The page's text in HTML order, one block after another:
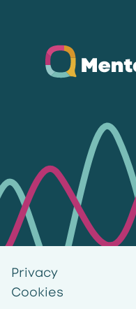
Privacy
Cookies